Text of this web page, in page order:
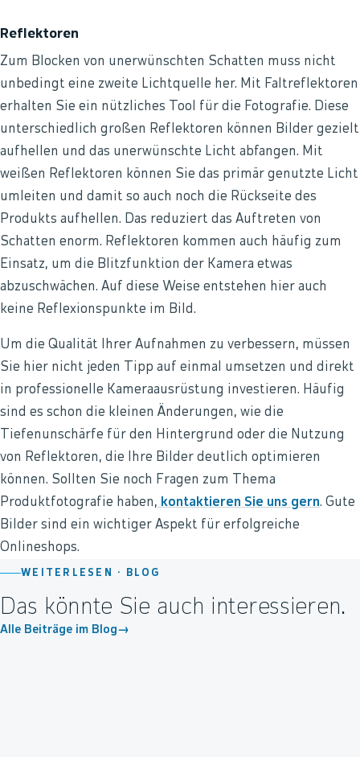
Reflektoren
Zum Blocken von unerwünschten Schatten muss nicht
unbedingt eine zweite Lichtquelle her. Mit Faltreflektoren
erhalten Sie ein nützliches Tool für die Fotografie. Diese
unterschiedlich großen Reflektoren können Bilder gezielt
aufhellen und das unerwünschte Licht abfangen. Mit
weißen Reflektoren können Sie das primär genutzte Licht
umleiten und damit so auch noch die Rückseite des
Produkts aufhellen. Das reduziert das Auftreten von
Schatten enorm. Reflektoren kommen auch häufig zum
Einsatz, um die Blitzfunktion der Kamera etwas
abzuschwächen. Auf diese Weise entstehen hier auch
keine Reflexionspunkte im Bild.
Um die Qualität Ihrer Aufnahmen zu verbessern, müssen
Sie hier nicht jeden Tipp auf einmal umsetzen und direkt
in professionelle Kameraausrüstung investieren. Häufig
sind es schon die kleinen Änderungen, wie die
Tiefenunschärfe für den Hintergrund oder die Nutzung
von Reflektoren, die Ihre Bilder deutlich optimieren
können. Sollten Sie noch Fragen zum Thema
Produktfotografie haben, kontaktieren Sie uns gern. Gute
Bilder sind ein wichtiger Aspekt für erfolgreiche
Onlineshops.
WEITERLESEN · BLOG
Das könnte Sie auch interessieren.
Alle Beiträge im Blog→